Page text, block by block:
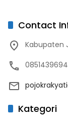
Contact
Kabupaten
Kategori